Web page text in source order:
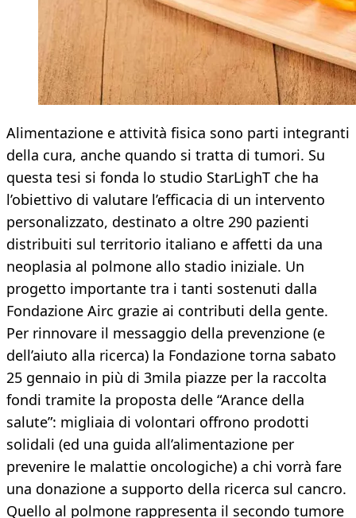
Alimentazione e attività fisica sono parti integranti
della cura, anche quando si tratta di tumori. Su
questa tesi si fonda lo studio StarLighT che ha
l’obiettivo di valutare l’efficacia di un intervento
personalizzato, destinato a oltre 290 pazienti
distribuiti sul territorio italiano e affetti da una
neoplasia al polmone allo stadio iniziale. Un
progetto importante tra i tanti sostenuti dalla
Fondazione Airc grazie ai contributi della gente.
Per rinnovare il messaggio della prevenzione (e
dell’aiuto alla ricerca) la Fondazione torna sabato
25 gennaio in più di 3mila piazze per la raccolta
fondi tramite la proposta delle “Arance della
salute”: migliaia di volontari offrono prodotti
solidali (ed una guida all’alimentazione per
prevenire le malattie oncologiche) a chi vorrà fare
una donazione a supporto della ricerca sul cancro.
Quello al polmone rappresenta il secondo tumore